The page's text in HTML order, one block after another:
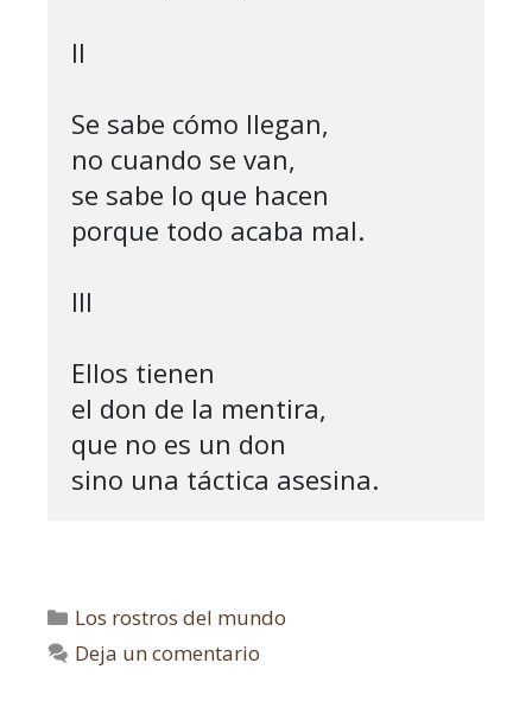
II
Se sabe cómo llegan,
no cuando se van,
se sabe lo que hacen
porque todo acaba mal.
III
Ellos tienen
el don de la mentira,
que no es un don
sino una táctica asesina.
Los rostros del mundo
Deja un comentario